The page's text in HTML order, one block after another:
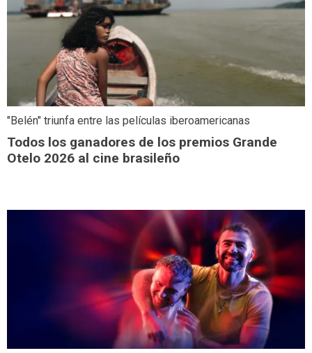
"Belén" triunfa entre las películas iberoamericanas
Todos los ganadores de los premios Grande
Otelo 2026 al cine brasileño